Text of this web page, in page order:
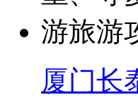
厦门长